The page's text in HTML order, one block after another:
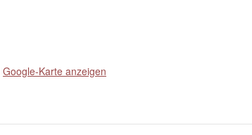
Google-Karte anzeigen